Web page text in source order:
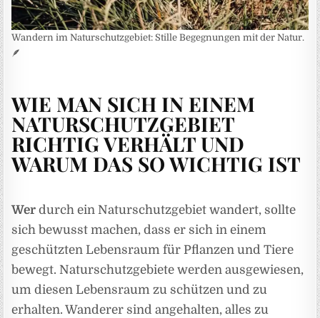
Wandern im Naturschutzgebiet: Stille Begegnungen mit der Natur.
🪶
WIE MAN SICH IN EINEM
NATURSCHUTZGEBIET
RICHTIG VERHÄLT UND
WARUM DAS SO WICHTIG IST
Wer durch ein Naturschutzgebiet wandert, sollte
sich bewusst machen, dass er sich in einem
geschützten Lebensraum für Pflanzen und Tiere
bewegt. Naturschutzgebiete werden ausgewiesen,
um diesen Lebensraum zu schützen und zu
erhalten. Wanderer sind angehalten, alles zu